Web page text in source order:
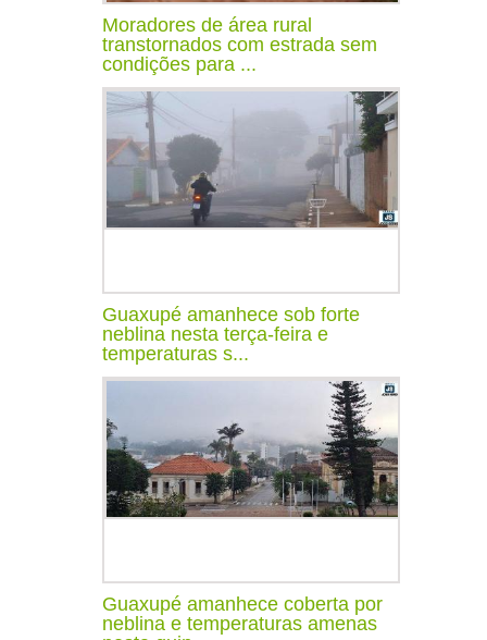
Moradores de área rural
transtornados com estrada sem
condições para ...
Guaxupé amanhece sob forte
neblina nesta terça-feira e
temperaturas s...
Guaxupé amanhece coberta por
neblina e temperaturas amenas